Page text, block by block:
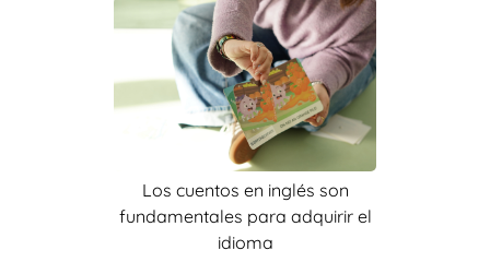
Los cuentos en inglés son
fundamentales para adquirir el
idioma